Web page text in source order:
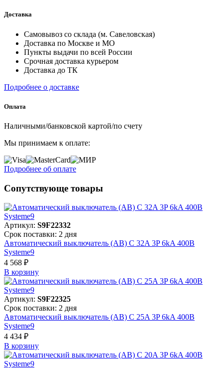
Доставка
Самовывоз со склада (м. Савеловская)
Доставка по Москве и МО
Пункты выдачи по всей России
Срочная доставка курьером
Доставка до ТК
Подробнее о доставке
Оплата
Наличными/банковской картой/по счету
Мы принимаем к оплате:
Подробнее об оплате
Сопутствующе товары
Артикул: S9F22332
Срок поставки: 2 дня
Автоматический выключатель (АВ) C 32A 3P 6kA 400В
Systeme9
4 568 ₽
В корзинy
Артикул: S9F22325
Срок поставки: 2 дня
Автоматический выключатель (АВ) C 25A 3P 6kA 400В
Systeme9
4 434 ₽
В корзинy